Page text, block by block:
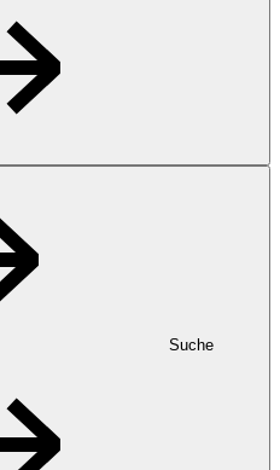
Suche